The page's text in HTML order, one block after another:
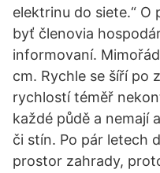
elektrinu do siete.“
byť členovia
informovaní.
cm. Rychle se šíří po
rychlostí téměř
každé půdě a nemají
či stín. Po pár letech
prostor zahrady,